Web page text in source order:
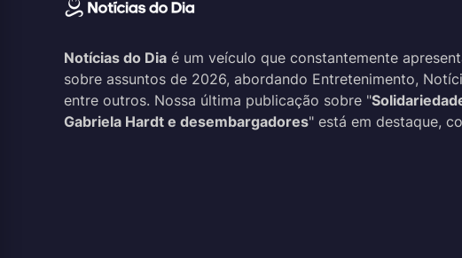
Notícias do Dia é um veículo que constantemente
sobre assuntos de 2026, abordando Entretenimento,
entre outros. Nossa última publicação sobre "
Gabriela Hardt e desembargadores" está em destaque,